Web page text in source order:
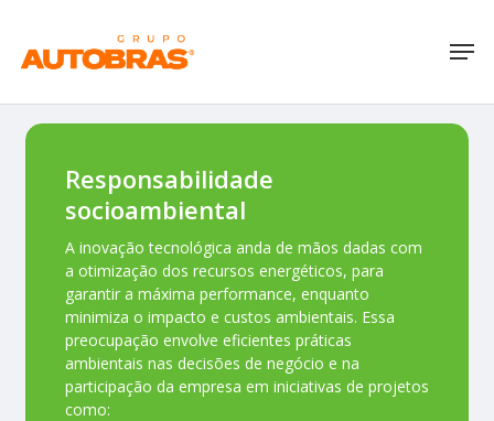
main
content
Responsabilidade
socioambiental
A inovação tecnológica anda de mãos dadas com
a otimização dos recursos energéticos, para
garantir a máxima performance, enquanto
minimiza o impacto e custos ambientais. Essa
preocupação envolve eficientes práticas
ambientais nas decisões de negócio e na
participação da empresa em iniciativas de projetos
como: